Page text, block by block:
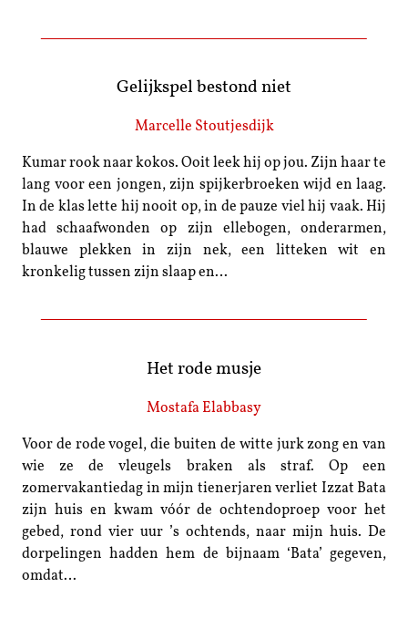
Gelijkspel bestond niet
Marcelle Stoutjesdijk
Kumar rook naar kokos. Ooit leek hij op jou. Zijn haar te
lang voor een jongen, zijn spijkerbroeken wijd en laag.
In de klas lette hij nooit op, in de pauze viel hij vaak. Hij
had schaafwonden op zijn ellebogen, onderarmen,
blauwe plekken in zijn nek, een litteken wit en
kronkelig tussen zijn slaap en…
Het rode musje
Mostafa Elabbasy
Voor de rode vogel, die buiten de witte jurk zong en van
wie ze de vleugels braken als straf. Op een
zomervakantiedag in mijn tienerjaren verliet Izzat Bata
zijn huis en kwam vóór de ochtendoproep voor het
gebed, rond vier uur ’s ochtends, naar mijn huis. De
dorpelingen hadden hem de bijnaam ‘Bata’ gegeven,
omdat…